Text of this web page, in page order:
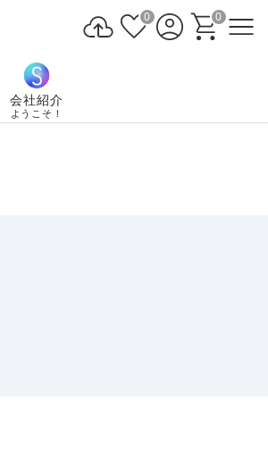
0 0
会社紹介
ようこそ！